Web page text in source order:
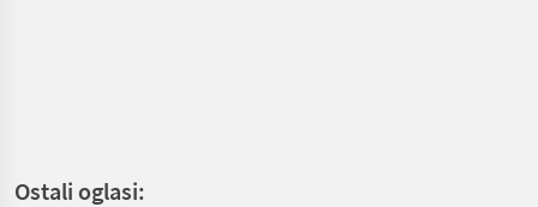
Ostali oglasi: